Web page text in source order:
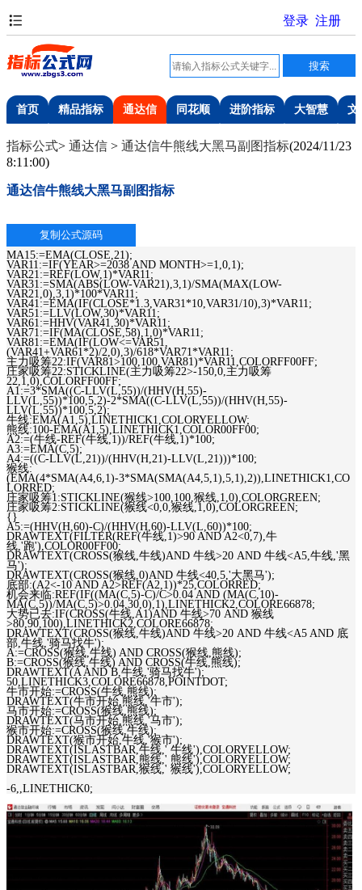
首页 精品指标 通达信 同花顺 进阶指标 大智慧 文
指标公式> 通达信 > 通达信牛熊线大黑马副图指标(2024/11/23
8:11:00)
通达信牛熊线大黑马副图指标
MA15:=EMA(CLOSE,21);
VAR11:=IF(YEAR>=2038 AND MONTH>=1,0,1);
VAR21:=REF(LOW,1)*VAR11;
VAR31:=SMA(ABS(LOW-VAR21),3,1)/SMA(MAX(LOW-
VAR21,0),3,1)*100*VAR11;
VAR41:=EMA(IF(CLOSE*1.3,VAR31*10,VAR31/10),3)*VAR11;
VAR51:=LLV(LOW,30)*VAR11;
VAR61:=HHV(VAR41,30)*VAR11;
VAR71:=IF(MA(CLOSE,58),1,0)*VAR11;
VAR81:=EMA(IF(LOW<=VAR51,
(VAR41+VAR61*2)/2,0),3)/618*VAR71*VAR11;
主力吸筹22:IF(VAR81>100,100,VAR81)*VAR11,COLORFF00FF;
庄家吸筹22:STICKLINE(主力吸筹22>-150,0,主力吸筹
22,1,0),COLORFF00FF;
A1:=3*SMA((C-LLV(L,55))/(HHV(H,55)-
LLV(L,55))*100,5,2)-2*SMA((C-LLV(L,55))/(HHV(H,55)-
LLV(L,55))*100,5,2);
牛线:EMA(A1,5),LINETHICK1,COLORYELLOW;
熊线:100-EMA(A1,5),LINETHICK1,COLOR00FF00;
A2:=(牛线-REF(牛线,1))/REF(牛线,1)*100;
A3:=EMA(C,5);
A4:=((C-LLV(L,21))/(HHV(H,21)-LLV(L,21)))*100;
猴线:
(EMA(4*SMA(A4,6,1)-3*SMA(SMA(A4,5,1),5,1),2)),LINETHICK1,CO
LORRED;
庄家吸筹1:STICKLINE(猴线>100,100,猴线,1,0),COLORGREEN;
庄家吸筹2:STICKLINE(猴线<0,0,猴线,1,0),COLORGREEN;
{}
A5:=(HHV(H,60)-C)/(HHV(H,60)-LLV(L,60))*100;
DRAWTEXT(FILTER(REF(牛线,1)>90 AND A2<0,7),牛
线,'跑'),COLOR00FF00;
DRAWTEXT(CROSS(猴线,牛线)AND 牛线>20 AND 牛线<A5,牛线,'黑
马');
DRAWTEXT(CROSS(猴线,0)AND 牛线<40,5,'大黑马');
底部:(A2<-10 AND A2>REF(A2,1))*25,COLORRED;
机会来临:REF(IF((MA(C,5)-C)/C>0.04 AND (MA(C,10)-
MA(C,5))/MA(C,5)>0.04,30,0),1),LINETHICK2,COLORE66878;
大势已去:IF(CROSS(牛线,A1)AND 牛线>70 AND 猴线
>80,90,100),LINETHICK2,COLORE66878;
DRAWTEXT(CROSS(猴线,牛线)AND 牛线>20 AND 牛线<A5 AND 底
部,牛线,'骑马找牛');
A:=CROSS(猴线,牛线) AND CROSS(猴线,熊线);
B:=CROSS(猴线,牛线) AND CROSS(牛线,熊线);
DRAWTEXT(A AND B,牛线,'骑马找牛');
50,LINETHICK3,COLORE66878,POINTDOT;
牛市开始:=CROSS(牛线,熊线);
DRAWTEXT(牛市开始,熊线,'牛市');
马市开始:=CROSS(猴线,熊线);
DRAWTEXT(马市开始,熊线,'马市');
猴市开始:=CROSS(猴线,牛线);
DRAWTEXT(猴市开始,牛线,'猴市');
DRAWTEXT(ISLASTBAR,牛线,' 牛线'),COLORYELLOW;
DRAWTEXT(ISLASTBAR,熊线,' 熊线'),COLORYELLOW;
DRAWTEXT(ISLASTBAR,猴线,' 猴线'),COLORYELLOW;
-6,,LINETHICK0;